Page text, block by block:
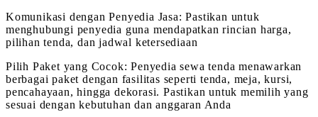
Komunikasi dengan Penyedia Jasa: Pastikan untuk
menghubungi penyedia guna mendapatkan rincian harga,
pilihan tenda, dan jadwal ketersediaan
Pilih Paket yang Cocok: Penyedia sewa tenda menawarkan
berbagai paket dengan fasilitas seperti tenda, meja, kursi,
pencahayaan, hingga dekorasi. Pastikan untuk memilih yang
sesuai dengan kebutuhan dan anggaran Anda